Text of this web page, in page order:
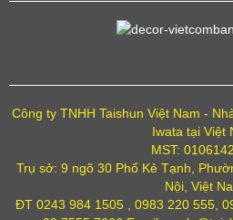
Công ty TNHH Taishun Việt Nam -
Iwata tại Việt
MST:
Trụ sở: 9 ngõ 30 Phố Kẻ Tạnh,
Nội, Việt
ĐT 0243 984 1505 , 0983 220 555,